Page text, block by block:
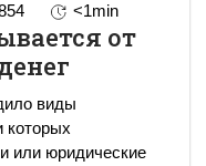
<1min
от
виды
которых
или юридические